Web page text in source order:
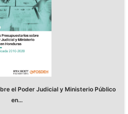
el Poder Judicial y Ministerio Público
en...